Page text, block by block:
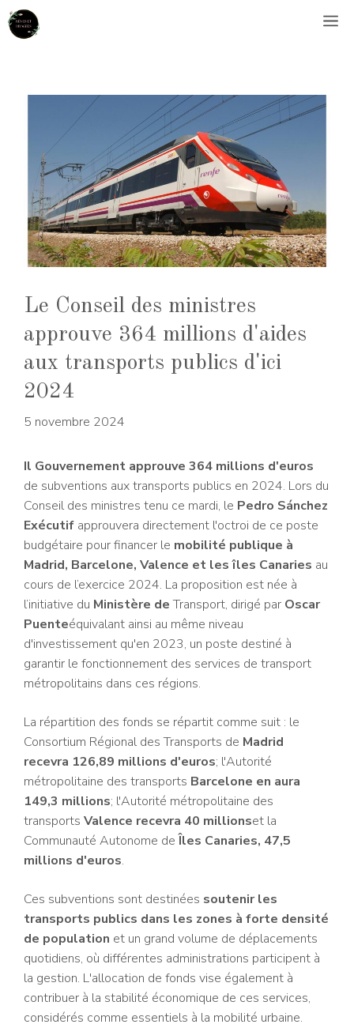
Aller
au
Le Conseil des ministres
approuve 364 millions d'aides
aux transports publics d'ici
2024
5 novembre 2024
Il Gouvernement approuve 364 millions d'euros
de subventions aux transports publics en 2024. Lors du
Conseil des ministres tenu ce mardi, le Pedro Sánchez
Exécutif approuvera directement l'octroi de ce poste
budgétaire pour financer le mobilité publique à
Madrid, Barcelone, Valence et les îles Canaries au
cours de l’exercice 2024. La proposition est née à
l’initiative du Ministère deTransport, dirigé par Oscar
Puenteéquivalant ainsi au même niveau
d'investissement qu'en 2023, un poste destiné à
garantir le fonctionnement des services de transport
métropolitains dans ces régions.
La répartition des fonds se répartit comme suit : le
Consortium Régional des Transports de Madrid
recevra 126,89 millions d'euros; l'Autorité
métropolitaine des transports Barcelone en aura
149,3 millions; l'Autorité métropolitaine des
transports Valence recevra 40 millionset la
Communauté Autonome deÎles Canaries, 47,5
millions d'euros.
Ces subventions sont destinées soutenir les
transports publics dans les zones à forte densité
de population et un grand volume de déplacements
quotidiens, où différentes administrations participent à
la gestion. L'allocation de fonds vise également à
contribuer à la stabilité économique de ces services,
considérés comme essentiels à la mobilité urbaine.